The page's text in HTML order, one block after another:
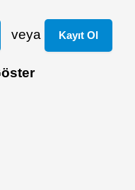
veya Kayıt Ol